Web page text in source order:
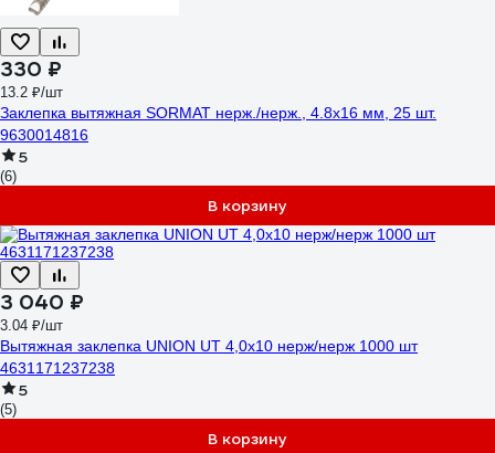
330 ₽
13.2 ₽/шт
Заклепка вытяжная SORMAT нерж./нерж., 4.8x16 мм, 25 шт.
9630014816
5
(6)
В корзину
3 040 ₽
3.04 ₽/шт
Вытяжная заклепка UNION UT 4,0x10 нерж/нерж 1000 шт
4631171237238
5
(5)
В корзину